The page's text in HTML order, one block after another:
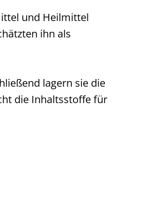
und Heilmittel
ihn als
lagern sie die
die Inhaltsstoffe für